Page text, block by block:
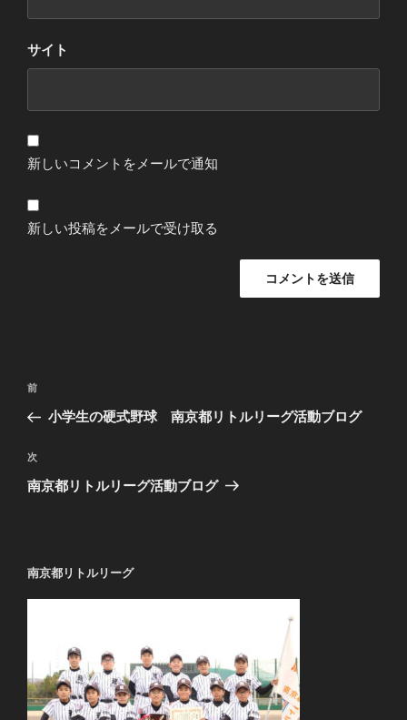
サイト
新しいコメントをメールで通知
新しい投稿をメールで受け取る
投
ナ
ビ
ゲ
ン
過
去
投
稿
前
小学生の硬式野球 南京都リトルリーグ活動ブログ
次
の
次
南京都リトルリーグ活動ブログ
南京都リトルリーグ